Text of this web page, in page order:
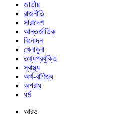
জাতীয়
রাজনীতি
সারাদেশ
আন্তর্জাতিক
বিনোদন
খেলাধুলা
তথ্যপ্রযুক্তি
স্বাস্থ্য
অর্থ-বাণিজ্য
অপরাধ
ধর্ম
আরও